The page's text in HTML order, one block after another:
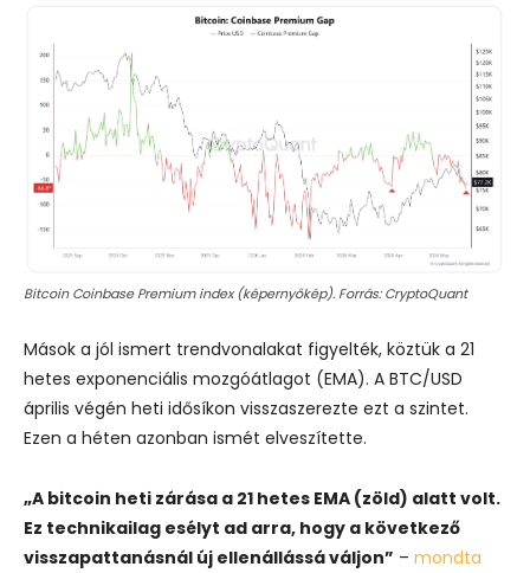
Bitcoin Coinbase Premium index (képernyőkép). Forrás: CryptoQuant
Mások a jól ismert trendvonalakat figyelték, köztük a 21
hetes exponenciális mozgóátlagot (EMA). A BTC/USD
április végén heti idősíkon visszaszerezte ezt a szintet.
Ezen a héten azonban ismét elveszítette.
„A bitcoin heti zárása a 21 hetes EMA (zöld) alatt volt.
Ez technikailag esélyt ad arra, hogy a következő
visszapattanásnál új ellenállássá váljon” – mondta